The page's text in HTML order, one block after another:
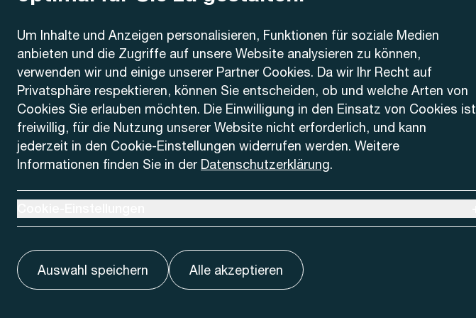
Um Inhalte und Anzeigen personalisieren, Funktionen für soziale Medien
anbieten und die Zugriffe auf unsere Website analysieren zu können,
verwenden wir und einige unserer Partner Cookies. Da wir Ihr Recht auf
Privatsphäre respektieren, können Sie entscheiden, ob und welche Arten von
Cookies Sie erlauben möchten. Die Einwilligung in den Einsatz von Cookies ist
freiwillig, für die Nutzung unserer Website nicht erforderlich, und kann
jederzeit in den Cookie-Einstellungen widerrufen werden. Weitere
Informationen finden Sie in der Datenschutzerklärung.
Auswahl speichern Alle akzeptieren
AREMO
Busbetrieb Solothurn Grenchen und Umgebung AG
Dornacherstrasse 48
4500 Solothurn
Telefon
+41 32 622 37 22
Kontaktformular